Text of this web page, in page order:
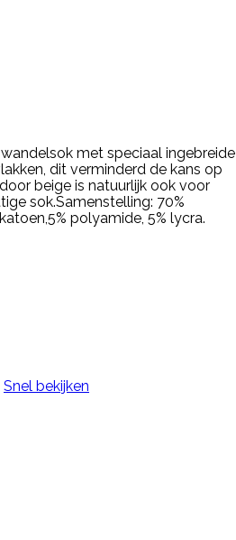
met speciaal ingebreide
dit verminderd de kans op
beige is natuurlijk ook voor
sok.Samenstelling: 70%
polyamide, 5% lycra.
Snel bekijken